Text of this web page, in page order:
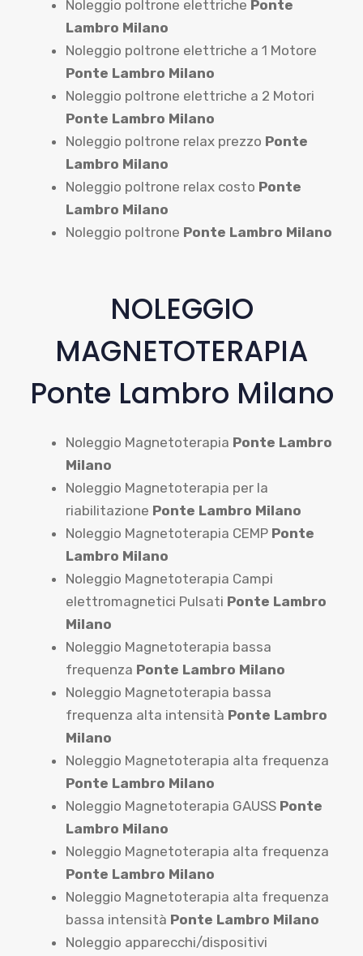
Noleggio poltrone elettriche Ponte
Lambro Milano
Noleggio poltrone elettriche a 1 Motore
Ponte Lambro Milano
Noleggio poltrone elettriche a 2 Motori
Ponte Lambro Milano
Noleggio poltrone relax prezzo Ponte
Lambro Milano
Noleggio poltrone relax costo Ponte
Lambro Milano
Noleggio poltrone Ponte Lambro Milano
NOLEGGIO
MAGNETOTERAPIA
Ponte Lambro Milano
Noleggio Magnetoterapia Ponte Lambro
Milano
Noleggio Magnetoterapia per la
riabilitazione Ponte Lambro Milano
Noleggio Magnetoterapia CEMP Ponte
Lambro Milano
Noleggio Magnetoterapia Campi
elettromagnetici Pulsati Ponte Lambro
Milano
Noleggio Magnetoterapia bassa
frequenza Ponte Lambro Milano
Noleggio Magnetoterapia bassa
frequenza alta intensità Ponte Lambro
Milano
Noleggio Magnetoterapia alta frequenza
Ponte Lambro Milano
Noleggio Magnetoterapia GAUSS Ponte
Lambro Milano
Noleggio Magnetoterapia alta frequenza
Ponte Lambro Milano
Noleggio Magnetoterapia alta frequenza
bassa intensità Ponte Lambro Milano
Noleggio apparecchi/dispositivi